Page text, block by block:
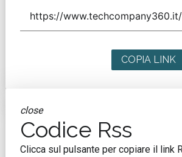
COPIA LINK
close
Codice Rss
Clicca sul pulsante per copiare il link